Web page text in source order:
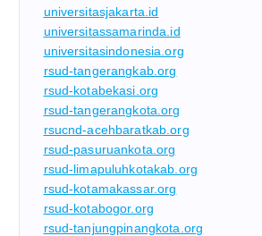
universitasjakarta.id
universitassamarinda.id
universitasindonesia.org
rsud-tangerangkab.org
rsud-kotabekasi.org
rsud-tangerangkota.org
rsucnd-acehbaratkab.org
rsud-pasuruankota.org
rsud-limapuluhkotakab.org
rsud-kotamakassar.org
rsud-kotabogor.org
rsud-tanjungpinangkota.org